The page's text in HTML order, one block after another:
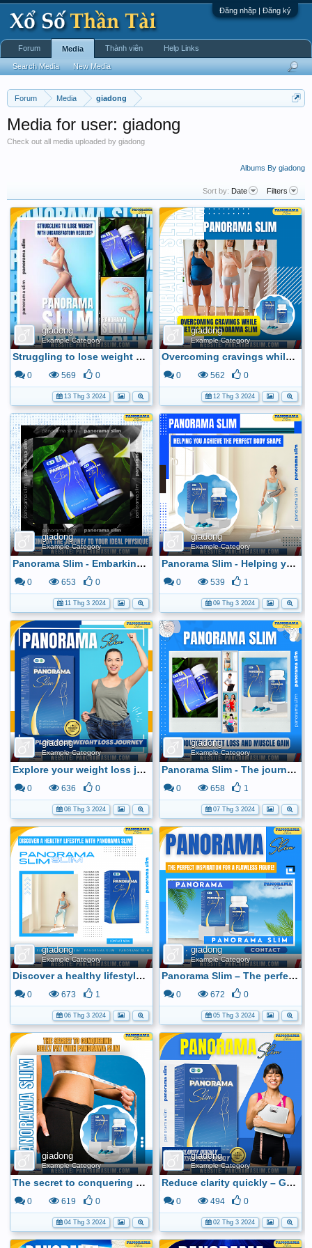
Đăng nhập | Đăng ký
Forum Media giadong
Media for user: giadong
Check out all media uploaded by giadong
Albums By giadong
Sort by: Date Filters
giadong
Example Category
Struggling to lose weight with unsatisfactory results?
0 569 0
13 Thg 3 2024
giadong
Example Category
Overcoming cravings while dieting with Panorama Slim
0 562 0
12 Thg 3 2024
giadong
Example Category
Panorama Slim - Embarking on the journey to your ideal physique
0 653 0
11 Thg 3 2024
giadong
Example Category
Panorama Slim - Helping you achieve the perfect body shape
0 539 1
09 Thg 3 2024
giadong
Example Category
Explore your weight loss journey with Panorama Slim
0 636 0
08 Thg 3 2024
giadong
Example Category
Panorama Slim - The journey of fat loss and muscle gain
0 658 1
07 Thg 3 2024
giadong
Example Category
Discover a healthy lifestyle with Panorama Slim
0 673 1
06 Thg 3 2024
giadong
Example Category
Panorama Slim – The perfect inspiration for a flawless figure!
0 672 0
05 Thg 3 2024
giadong
Example Category
The secret to conquering belly fat with Panorama Slim
0 619 0
04 Thg 3 2024
giadong
Example Category
Reduce clarity quickly – Get beautiful figure quickly
0 494 0
02 Thg 3 2024
Forum Media
Search Media New Media
Thành viên Help Links